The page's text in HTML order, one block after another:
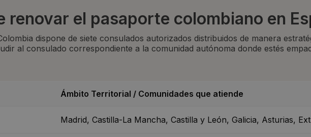
renovar el pasaporte colombiano en
dispone de siete consulados autorizados distribuidos de manera
al consulado correspondiente a la comunidad autónoma donde estés
Ámbito Territorial / Comunidades que atiende
Madrid, Castilla-La Mancha, Castilla y León, Galicia, Asturias,